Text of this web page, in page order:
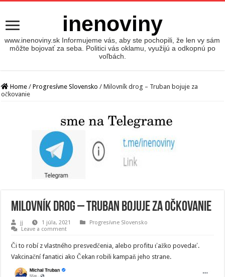
inenoviny
www.inenoviny.sk Informujeme vás, aby ste pochopili, že len vy sám
môžte bojovať za seba. Politici vás oklamu, využijú a odkopnú po
voľbách.
Home / Progresívne Slovensko / Milovník drog – Truban bojuje za
očkovanie
Milovník drog – Truban bojuje za očkovanie
jj 1 júla, 2021
Progresívne Slovensko
Leave a comment
Či to robí z vlastného presvedčenia, alebo profitu ťažko povedať.
Vakcinační fanatici ako Čekan robili kampaň jeho strane.